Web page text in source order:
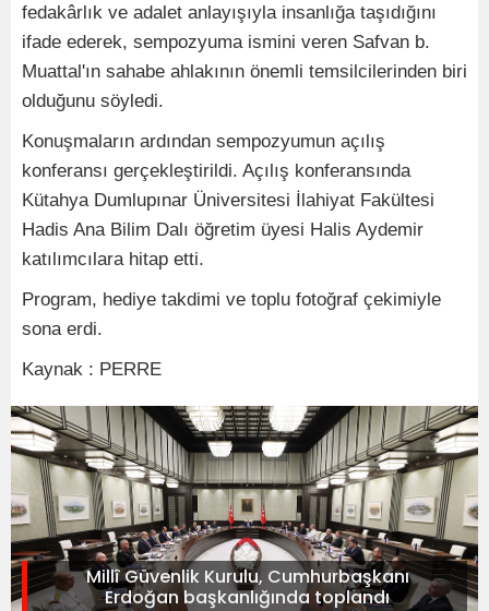
fedakârlık ve adalet anlayışıyla insanlığa taşıdığını
ifade ederek, sempozyuma ismini veren Safvan b.
Muattal'ın sahabe ahlakının önemli temsilcilerinden biri
olduğunu söyledi.
Konuşmaların ardından sempozyumun açılış
konferansı gerçekleştirildi. Açılış konferansında
Kütahya Dumlupınar Üniversitesi İlahiyat Fakültesi
Hadis Ana Bilim Dalı öğretim üyesi Halis Aydemir
katılımcılara hitap etti.
Program, hediye takdimi ve toplu fotoğraf çekimiyle
sona erdi.
Kaynak : PERRE
Millî Güvenlik Kurulu, Cumhurbaşkanı
Erdoğan başkanlığında toplandı